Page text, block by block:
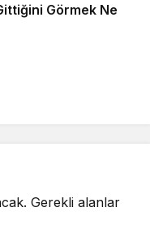
Görmek Ne
Gerekli alanlar